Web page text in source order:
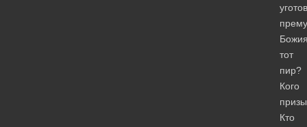
тот
пир?
Кого
Кто